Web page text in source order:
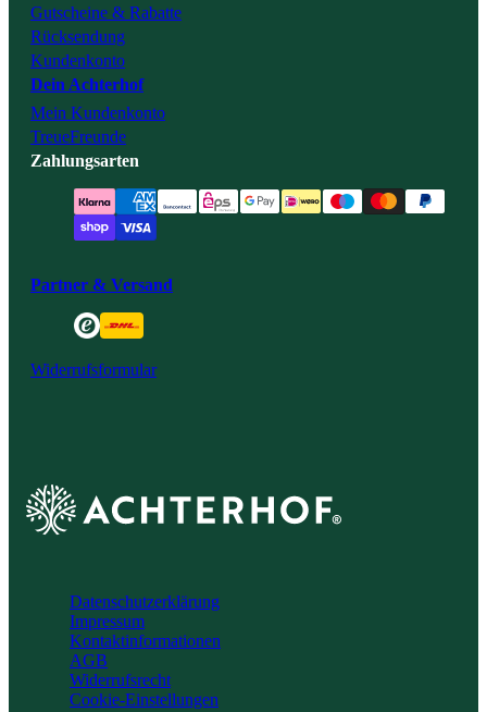
Gutscheine & Rabatte
Rücksendung
Kundenkonto
Dein Achterhof
Mein Kundenkonto
TreueFreunde
Zahlungsarten
Partner & Versand
Widerrufsformular
Achterhof
Datenschutzerklärung
Impressum
Kontaktinformationen
AGB
Widerrufsrecht
Cookie-Einstellungen